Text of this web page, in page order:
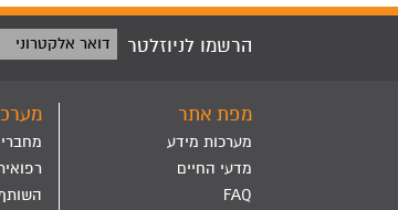
הרשמו לניוזלטר דואר אלקטרוני
מפת אתר
מערכות מידע
מדעי החיים
FAQ